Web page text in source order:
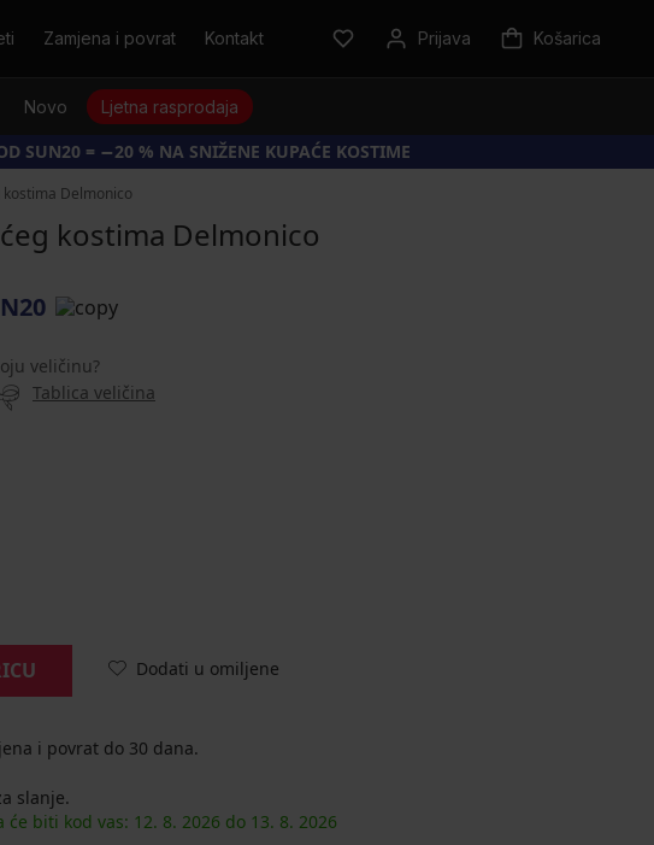
Zamjena i povrat Kontakt Prijava Košarica
Novo Ljetna rasprodaja
SUN20 = −20 % NA SNIŽENE KUPAĆE KOSTIME
Delmonico
kostima Delmonico
veličinu?
Tablica veličina
Dodati u omiljene
i povrat do 30 dana.
slanje.
će biti kod vas: 12. 8. 2026 do 13. 8. 2026